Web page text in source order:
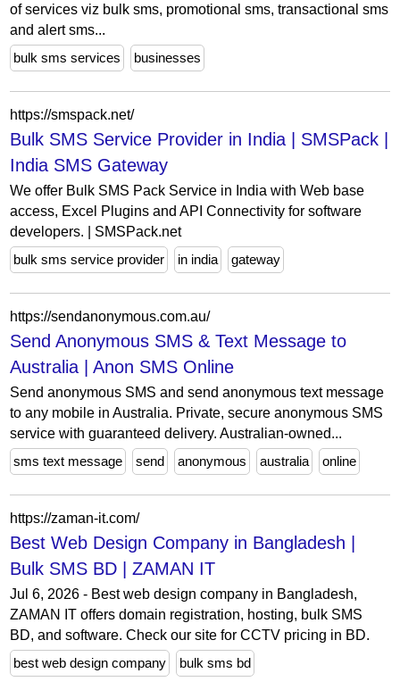
of services viz bulk sms, promotional sms, transactional sms
and alert sms...
bulk sms services
businesses
https://smspack.net/
Bulk SMS Service Provider in India | SMSPack |
India SMS Gateway
We offer Bulk SMS Pack Service in India with Web base
access, Excel Plugins and API Connectivity for software
developers. | SMSPack.net
bulk sms service provider
in india gateway
https://sendanonymous.com.au/
Send Anonymous SMS & Text Message to
Australia | Anon SMS Online
Send anonymous SMS and send anonymous text message
to any mobile in Australia. Private, secure anonymous SMS
service with guaranteed delivery. Australian-owned...
sms text message
send anonymous australia online
https://zaman-it.com/
Best Web Design Company in Bangladesh |
Bulk SMS BD | ZAMAN IT
Jul 6, 2026 - Best web design company in Bangladesh,
ZAMAN IT offers domain registration, hosting, bulk SMS
BD, and software. Check our site for CCTV pricing in BD.
best web design company
bulk sms bd